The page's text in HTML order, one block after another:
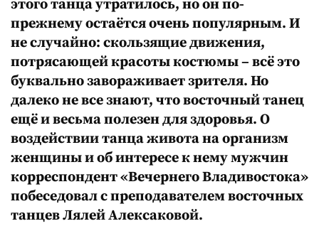
этого танца утратилось, но он по-
прежнему остаётся очень популярным. И
не случайно: скользящие движения,
потрясающей красоты костюмы – всё это
буквально завораживает зрителя. Но
далеко не все знают, что восточный танец
ещё и весьма полезен для здоровья. О
воздействии танца живота на организм
женщины и об интересе к нему мужчин
корреспондент «Вечернего Владивостока»
побеседовал с преподавателем восточных
танцев Лялей Алексаковой.